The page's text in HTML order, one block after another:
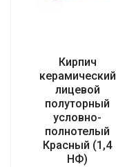
Кирпич
керамический
лицевой
полуторный
условно-
полнотелый
Красный (1,4
НФ)